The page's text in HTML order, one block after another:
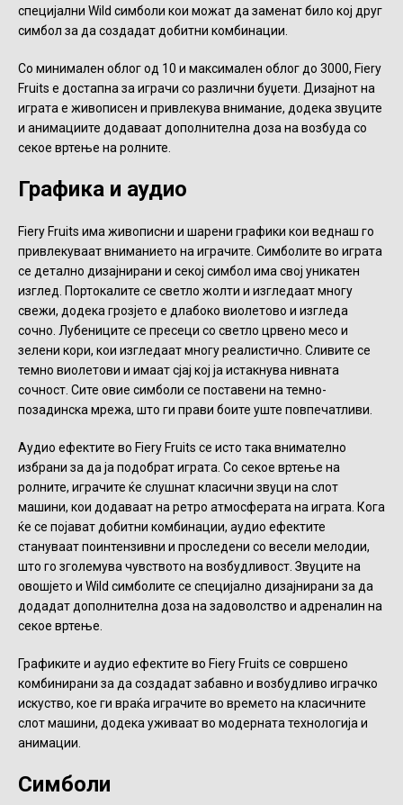
специјални Wild симболи кои можат да заменат било кој друг
симбол за да создадат добитни комбинации.
Со минимален облог од 10 и максимален облог до 3000, Fiery
Fruits е достапна за играчи со различни буџети. Дизајнот на
играта е живописен и привлекува внимание, додека звуците
и анимациите додаваат дополнителна доза на возбуда со
секое вртење на ролните.
Графика и аудио
Fiery Fruits има живописни и шарени графики кои веднаш го
привлекуваат вниманието на играчите. Симболите во играта
се детално дизајнирани и секој симбол има свој уникатен
изглед. Портокалите се светло жолти и изгледаат многу
свежи, додека грозјето е длабоко виолетово и изгледа
сочно. Лубениците се пресеци со светло црвено месо и
зелени кори, кои изгледаат многу реалистично. Сливите се
темно виолетови и имаат сјај кој ја истакнува нивната
сочност. Сите овие симболи се поставени на темно-
позадинска мрежа, што ги прави боите уште повпечатливи.
Аудио ефектите во Fiery Fruits се исто така внимателно
избрани за да ја подобрат играта. Со секое вртење на
ролните, играчите ќе слушнат класични звуци на слот
машини, кои додаваат на ретро атмосферата на играта. Кога
ќе се појават добитни комбинации, аудио ефектите
стануваат поинтензивни и проследени со весели мелодии,
што го зголемува чувството на возбудливост. Звуците на
овошјето и Wild симболите се специјално дизајнирани за да
додадат дополнителна доза на задоволство и адреналин на
секое вртење.
Графиките и аудио ефектите во Fiery Fruits се совршено
комбинирани за да создадат забавно и возбудливо играчко
искуство, кое ги враќа играчите во времето на класичните
слот машини, додека уживаат во модерната технологија и
анимации.
Симболи